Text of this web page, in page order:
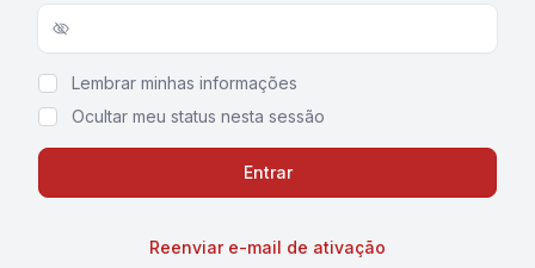
Show/hide password
Lembrar minhas informações
Ocultar meu status nesta sessão
Reenviar e-mail de ativação